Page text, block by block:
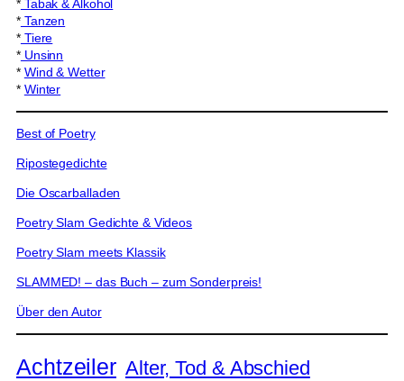
*Tabak & Alkohol
*Tanzen
*Tiere
*Unsinn
* Wind & Wetter
* Winter
Best of Poetry
Ripostegedichte
Die Oscarballaden
Poetry Slam Gedichte & Videos
Poetry Slam meets Klassik
SLAMMED! – das Buch – zum Sonderpreis!
Über den Autor
Achtzeiler Alter, Tod & Abschied